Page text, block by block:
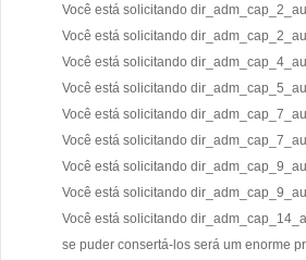
Você está solicitando
Você está solicitando
Você está solicitando
Você está solicitando
Você está solicitando
Você está solicitando
Você está solicitando
Você está solicitando
Você está solicitando
se puder consertá-los será um enorme